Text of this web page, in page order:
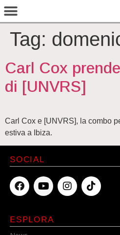
Tag:
Carl Cox
di [UNVRS]
Carl Cox e [UNVRS], la combo
estiva a Ibiza.
ESPLORA
SOCIAL